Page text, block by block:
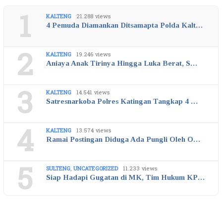
1 KALTENG 21.288 views
4 Pemuda Diamankan Ditsamapta Polda Kalt…
2 KALTENG 19.246 views
Aniaya Anak Tirinya Hingga Luka Berat, S…
3 KALTENG 14.541 views
Satresnarkoba Polres Katingan Tangkap 4 …
4 KALTENG 13.574 views
Ramai Postingan Diduga Ada Pungli Oleh O…
5 SULTENG, UNCATEGORIZED 11.233 views
Siap Hadapi Gugatan di MK, Tim Hukum KP…